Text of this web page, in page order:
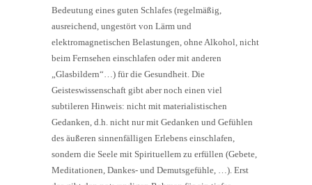
Bedeutung eines guten Schlafes (regelmäßig,
ausreichend, ungestört von Lärm und
elektromagnetischen Belastungen, ohne Alkohol, nicht
beim Fernsehen einschlafen oder mit anderen
„Glasbildern“…) für die Gesundheit. Die
Geisteswissenschaft gibt aber noch einen viel
subtileren Hinweis: nicht mit materialistischen
Gedanken, d.h. nicht nur mit Gedanken und Gefühlen
des äußeren sinnenfälligen Erlebens einschlafen,
sondern die Seele mit Spirituellem zu erfüllen (Gebete,
Meditationen, Dankes- und Demutsgefühle, …). Erst